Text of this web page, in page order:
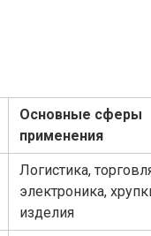
Основные сферы
применения
Логистика,
электроника,
изделия